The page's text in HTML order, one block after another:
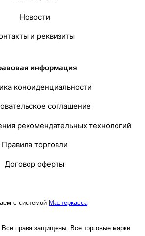
Новости
и реквизиты
информация
конфиденциальности
соглашение
рекомендательных технологий
Правила торговли
Договор оферты
с системой Мастеркасса
права защищены. Все торговые марки